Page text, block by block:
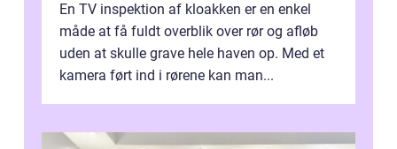
En TV inspektion af kloakken er en enkel
måde at få fuldt overblik over rør og afløb
uden at skulle grave hele haven op. Med et
kamera ført ind i rørene kan man...